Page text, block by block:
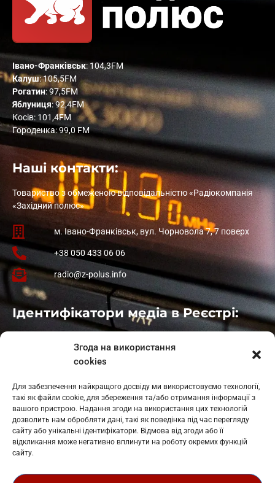
Згода на використання
cookies
Для забезпечення найкращого досвіду ми використовуємо технології,
такі як файли cookie, для збереження та/або отримання інформації з
вашого пристрою. Надання згоди на використання цих технологій
дозволить нам обробляти дані, такі як поведінка під час перегляду
сайту або унікальні ідентифікатори. Відмова від згоди або її
відкликання може негативно вплинути на роботу окремих функцій
сайту.
Івано-Франківськ: 104,3FM
Калуш: 105,5FM
Рогатин: 97,5FM
Яблуниця: 92,4FM
Косів: 101,4FM
Городенка: 99,0 FM
Наші контакти:
Товариство з обмеженою відповідальністю «Радіокомпанія
«Західний полюс»
м. Івано-Франківськ, вул. Чорновола 7, 7 поверх
+38 050 433 06 06
radio@z-polus.info
Ідентифікатори медіа в Реєстрі:
: L11-01410
: L11-01801
Косів: L11-01805
Гарасимів: L11-02274